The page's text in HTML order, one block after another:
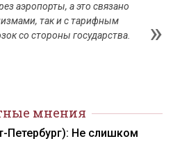
аэропорты, а это связано
так и с тарифным
со стороны государства.
мнения
Петербург): Не слишком